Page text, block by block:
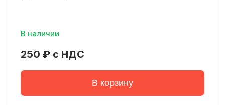
В наличии
250 ₽ с НДС
В корзину